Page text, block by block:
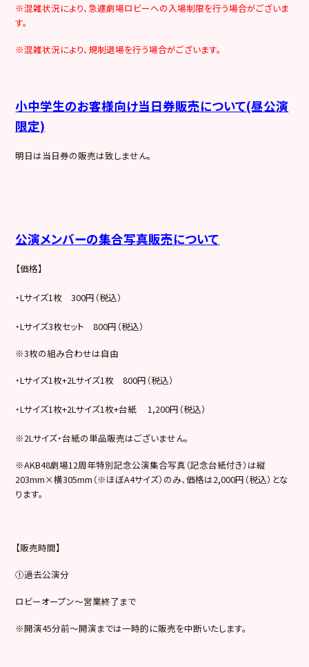
※混雑状況により、急遽劇場ロビーへの入場制限を行う場合がございま
す。
※混雑状況により、規制退場を行う場合がございます。
小中学生のお客様向け当日券販売について(昼公演
限定)
明日は当日券の販売は致しません。
公演メンバーの集合写真販売について
【価格】
・Lサイズ1枚 300円（税込）
・Lサイズ3枚セット 800円（税込）
※3枚の組み合わせは自由
・Lサイズ1枚+2Lサイズ1枚 800円（税込）
・Lサイズ1枚+2Lサイズ1枚+台紙 1,200円（税込）
※2Lサイズ・台紙の単品販売はございません。
※AKB48劇場12周年特別記念公演集合写真（記念台紙付き）は縦
203mm×横305mm（※ほぼA4サイズ）のみ、価格は2,000円（税込）とな
ります。
【販売時間】
①過去公演分
ロビーオープン～営業終了まで
※開演45分前～開演までは一時的に販売を中断いたします。